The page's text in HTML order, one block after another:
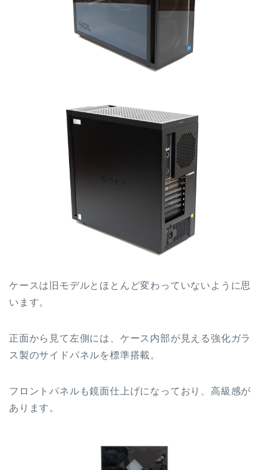
ケースは旧モデルとほとんど変わっていないように思
います。
正面から見て左側には、ケース内部が見える強化ガラ
ス製のサイドパネルを標準搭載。
フロントパネルも鏡面仕上げになっており、高級感が
あります。